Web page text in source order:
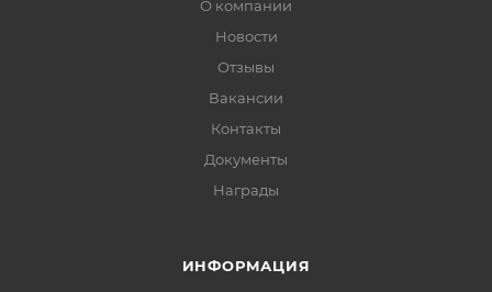
О компании
Новости
Отзывы
Вакансии
Контакты
Документы
Награды
ИНФОРМАЦИЯ